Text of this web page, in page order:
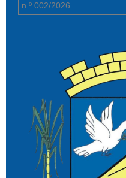
n.º 002/2026